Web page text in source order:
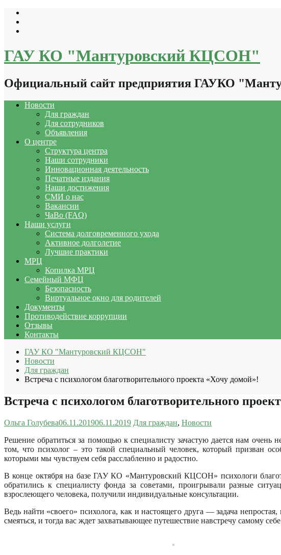
Перейти
содержимому
ГАУ КО "Мантуровский КЦСОН"
Официальный сайт предприятия ГАУКО
Новости
Для граждан
Для сотрудников
Объявления
О центре
Структура центра
Наши сотрудники
Инновационная деятельность
Печатные издания
Наши достижения
СМИ о нас
Вакансии
ЧаВо (FAQ)
Наши услуги
Система долговременного ухода
Активное долголетие
Лучшие практики
МРЦ
Копилка МРЦ
Семейный МФЦ
Безопасность
Виртуальное окно для родителей
Документы
Противодействие коррупции
Отзывы
Контакты
ГАУ КО "Мантуровский КЦСОН"
Новости
Для граждан
Встреча с психологом благотворительного проекта «Хочу домой»!
Встреча с психологом благотворительного
Ольга Голубева06.11.201906.11.2019 Для граждан, Новости
Решение обратиться за помощью к специалисту зачастую дается нам очень
том, что психолог – это такой специальный человек, который призван
которыми мы чувствуем себя расслабленно и радостно.
В конце октября на базе ГАУ КО «Мантуровский КЦСОН» психологи
обратились к специалисту фонда за советами, проигрывали разные
взрослеющего человека, получили индивидуальные консультации.
Ведь найти «своего» психолога, как и настоящего друга — задача
смеяться, и тогда вас ждет захватывающее путешествие навстречу самому